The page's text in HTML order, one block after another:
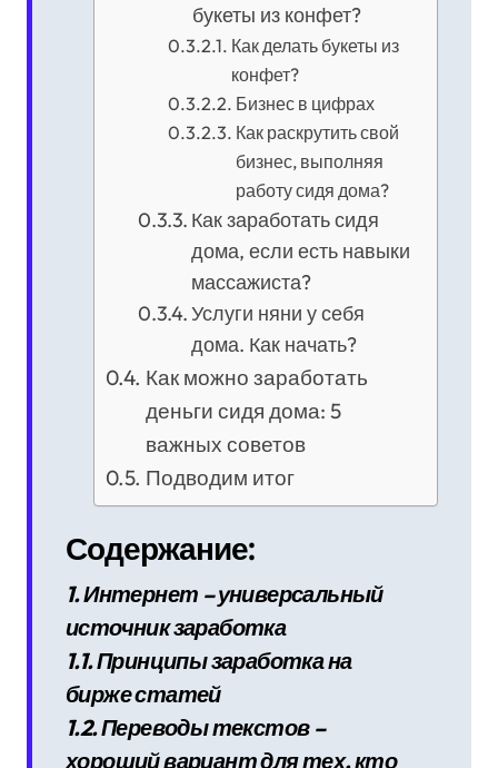
букеты из конфет?
Как делать букеты из
конфет?
Бизнес в цифрах
Как раскрутить свой
бизнес, выполняя
работу сидя дома?
Как заработать сидя
дома, если есть навыки
массажиста?
Услуги няни у себя
дома. Как начать?
Как можно заработать
деньги сидя дома: 5
важных советов
Подводим итог
Содержание:
1. Интернет – универсальный
источник заработка
1.1. Принципы заработка на
бирже статей
1.2. Переводы текстов –
хороший вариант для тех, кто